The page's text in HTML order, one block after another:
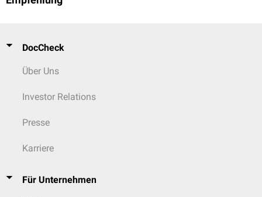
DocCheck
Über Uns
Investor Relations
Presse
Karriere
Für Unternehmen